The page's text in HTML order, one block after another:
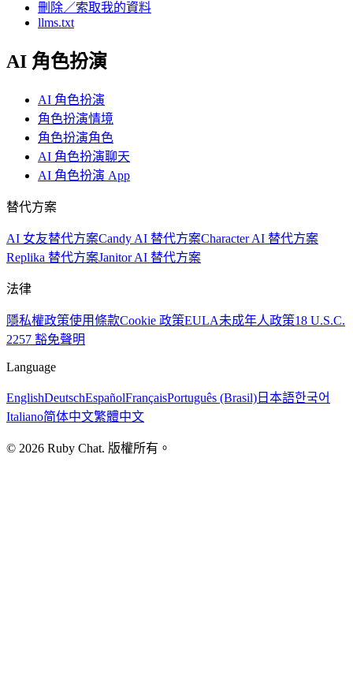
刪除／索取我的資料
llms.txt
AI 角色扮演
AI 角色扮演
角色扮演情境
角色扮演角色
AI 角色扮演聊天
AI 角色扮演 App
替代方案
AI 女友替代方案Candy AI 替代方案Character AI 替代方案
Replika 替代方案Janitor AI 替代方案
法律
隱私權政策使用條款Cookie 政策EULA未成年人政策18 U.S.C.
2257 豁免聲明
Language
EnglishDeutschEspañolFrançaisPortuguês (Brasil) 日本語한국어
Italiano简体中文繁體中文
© 2026 Ruby Chat. 版權所有。